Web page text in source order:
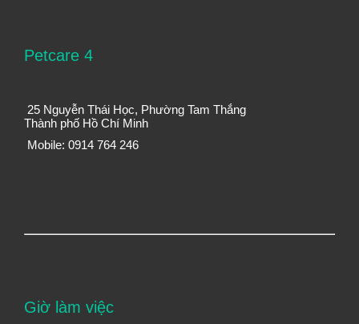
Petcare 4
25 Nguyễn Thái Học, Phường Tam Thắng
Thành phố Hồ Chí Minh
Mobile: 0914 764 246
Giờ làm việc